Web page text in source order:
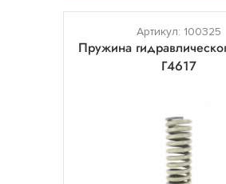
Артикул: 100325
Пружина
Г4617